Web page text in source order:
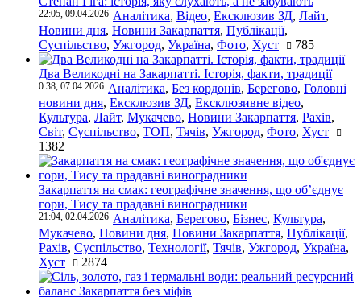
22:05, 09.04.2026 Аналітика, Відео, Ексклюзив ЗД, Лайт,
Новини дня, Новини Закарпаття, Публікації,
Суспільство, Ужгород, Україна, Фото, Хуст 785
Два Великодні на Закарпатті. Історія, факти, традиції
0:38, 07.04.2026 Аналітика, Без кордонів, Берегово, Головні
новини дня, Ексклюзив ЗД, Ексклюзивне відео,
Культура, Лайт, Мукачево, Новини Закарпаття, Рахів,
Світ, Суспільство, ТОП, Тячів, Ужгород, Фото, Хуст
1382
Закарпаття на смак: географічне значення, що об’єднує
гори, Тису та прадавні виноградники
21:04, 02.04.2026 Аналітика, Берегово, Бізнес, Культура,
Мукачево, Новини дня, Новини Закарпаття, Публікації,
Рахів, Суспільство, Технології, Тячів, Ужгород, Україна,
Хуст
2874